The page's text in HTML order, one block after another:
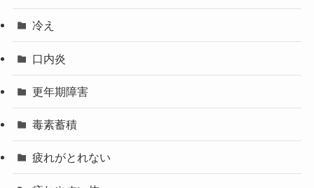
冷え
口内炎
更年期障害
毒素蓄積
疲れがとれない